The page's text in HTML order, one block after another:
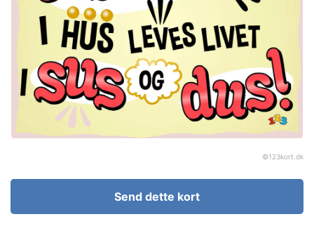
©123kort.dk
Send dette kort